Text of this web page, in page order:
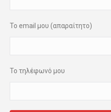
Το email μου (απαραίτητο)
Το τηλέφωνό μου